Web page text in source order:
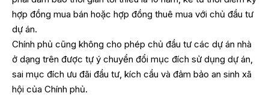
hợp đồng mua bán hoặc hợp đồng thuê mua với chủ đầu tư
dự án.
Chính phủ cũng không cho phép chủ đầu tư các dự án nhà
ở dạng trên được tự ý chuyển đổi mục đích sử dụng dự án,
sai mục đích ưu đãi đầu tư, kích cầu và đảm bảo an sinh xã
hội của Chính phủ.